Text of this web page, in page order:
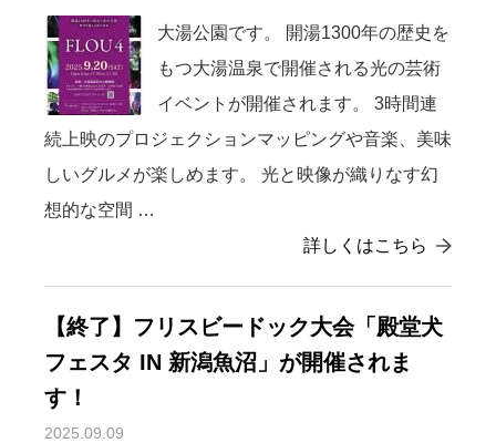
大湯公園です。 開湯1300年の歴史を
もつ大湯温泉で開催される光の芸術
イベントが開催されます。 3時間連
続上映のプロジェクションマッピングや音楽、美味
しいグルメが楽しめます。 光と映像が織りなす幻
想的な空間 …
詳しくはこちら
【終了】フリスビードック大会「殿堂犬
フェスタ IN 新潟魚沼」が開催されま
す！
2025.09.09